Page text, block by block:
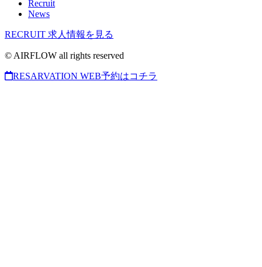
Recruit
News
RECRUIT 求人情報を見る
© AIRFLOW all rights reserved
RESARVATION WEB予約はコチラ